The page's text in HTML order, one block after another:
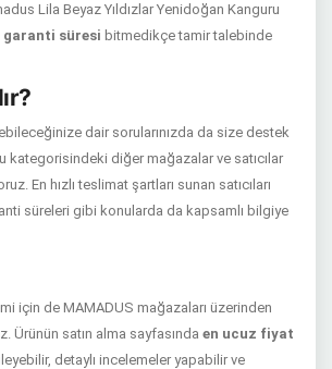
Lila Beyaz Yıldızlar Yenidoğan Kanguru
garanti süresi bitmedikçe tamir talebinde
dair sorularınızda da size destek
kategorisindeki diğer mağazalar ve satıcılar
En hızlı teslimat şartları sunan satıcıları
süreleri gibi konularda da kapsamlı bilgiye
için de MAMADUS mağazaları üzerinden
Ürünün satın alma sayfasında en ucuz fiyat
detaylı incelemeler yapabilir ve